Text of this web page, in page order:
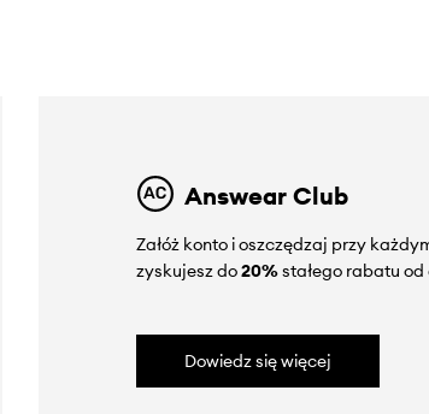
Answear Club
Załóż konto i oszczędzaj przy
zyskujesz do20%stałego rabatu od
Dowiedz się więcej